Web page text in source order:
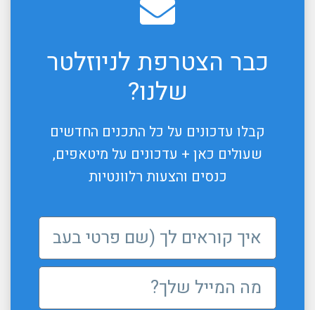
כבר הצטרפת לניוזלטר
שלנו?
קבלו עדכונים על כל התכנים החדשים
שעולים כאן + עדכונים על מיטאפים,
כנסים והצעות רלוונטיות